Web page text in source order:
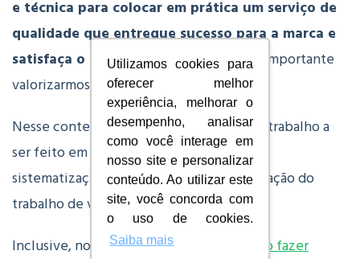
Utilizamos cookies para
oferecer melhor
experiência, melhorar o
desempenho, analisar
como você interage em
nosso site e personalizar
conteúdo. Ao utilizar este
site, você concorda com
o uso de cookies.
Saiba mais
e técnica para colocar em prática um serviço de
qualidade que entregue sucesso para a marca e
satisfaça o consumidor . Por isso, é tão importante
valorizarmos o profissional de vendas!
Nesse contexto, no Brasil ainda há muito trabalho a
ser feito em termos de estudo, pesquisa,
sistematização e, principalmente, valorização do
trabalho de vendas.
Inclusive, nosso blog já tratou sobre
Como fazer